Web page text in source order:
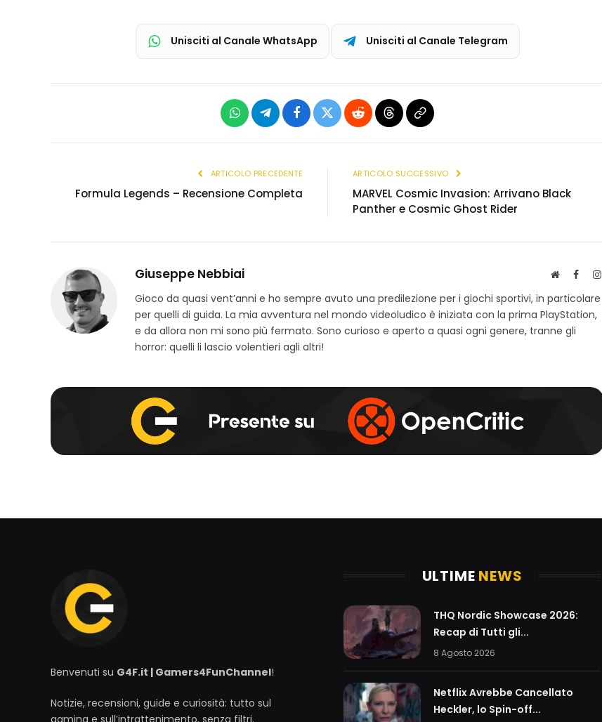
Unisciti al Canale WhatsApp Unisciti al Canale Telegram
WhatsAppTelegramFacebook
X
RedditThreadsCopia
ARTICOLO PRECEDENTE
Formula Legends – Recensione Completa
ARTICOLO SUCCESSIVO
MARVEL Cosmic Invasion: Arrivano Black
Panther e Cosmic Ghost Rider
Giuseppe Nebbiai
S
t
o
w
F
c
e
I
Gioco da quasi vent’anni e ho sempre avuto una predilezione per i giochi sportivi, in particolare
per quelli di guida. La mia avventura nel mondo videoludico è iniziata con la prima PlayStation,
e da allora non mi sono più fermato. Sono curioso e aperto a quasi ogni genere, tranne gli
horror: quelli li lascio volentieri agli altri!
Benvenuti su G4F.it | Gamers4FunChannel!
Notizie, recensioni, guide e curiosità: tutto sul
gaming e sull’intrattenimento, senza filtri.
ULTIME NEWS
THQ Nordic Showcase 2026:
Recap di Tutti gli...
8 Agosto 2026
Netflix Avrebbe Cancellato
Heckler, lo Spin-off...